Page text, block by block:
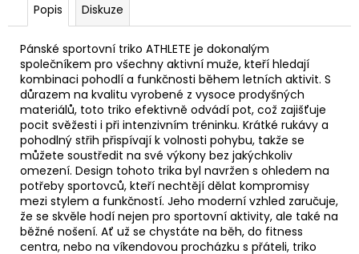
Popis Diskuze
Pánské sportovní triko ATHLETE je dokonalým
společníkem pro všechny aktivní muže, kteří hledají
kombinaci pohodlí a funkčnosti během letních aktivit. S
důrazem na kvalitu vyrobené z vysoce prodyšných
materiálů, toto triko efektivně odvádí pot, což zajišťuje
pocit svěžesti i při intenzivním tréninku. Krátké rukávy a
pohodlný střih přispívají k volnosti pohybu, takže se
můžete soustředit na své výkony bez jakýchkoliv
omezení. Design tohoto trika byl navržen s ohledem na
potřeby sportovců, kteří nechtějí dělat kompromisy
mezi stylem a funkčností. Jeho moderní vzhled zaručuje,
že se skvěle hodí nejen pro sportovní aktivity, ale také na
běžné nošení. Ať už se chystáte na běh, do fitness
centra, nebo na víkendovou procházku s přáteli, triko